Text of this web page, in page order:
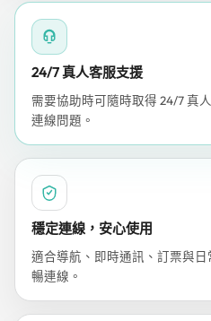
24/7 真人客服支援
需要協助時可隨時取得 24/7 真
連線問題。
穩定連線，安心使用
適合導航、即時通訊、訂票與
暢連線。